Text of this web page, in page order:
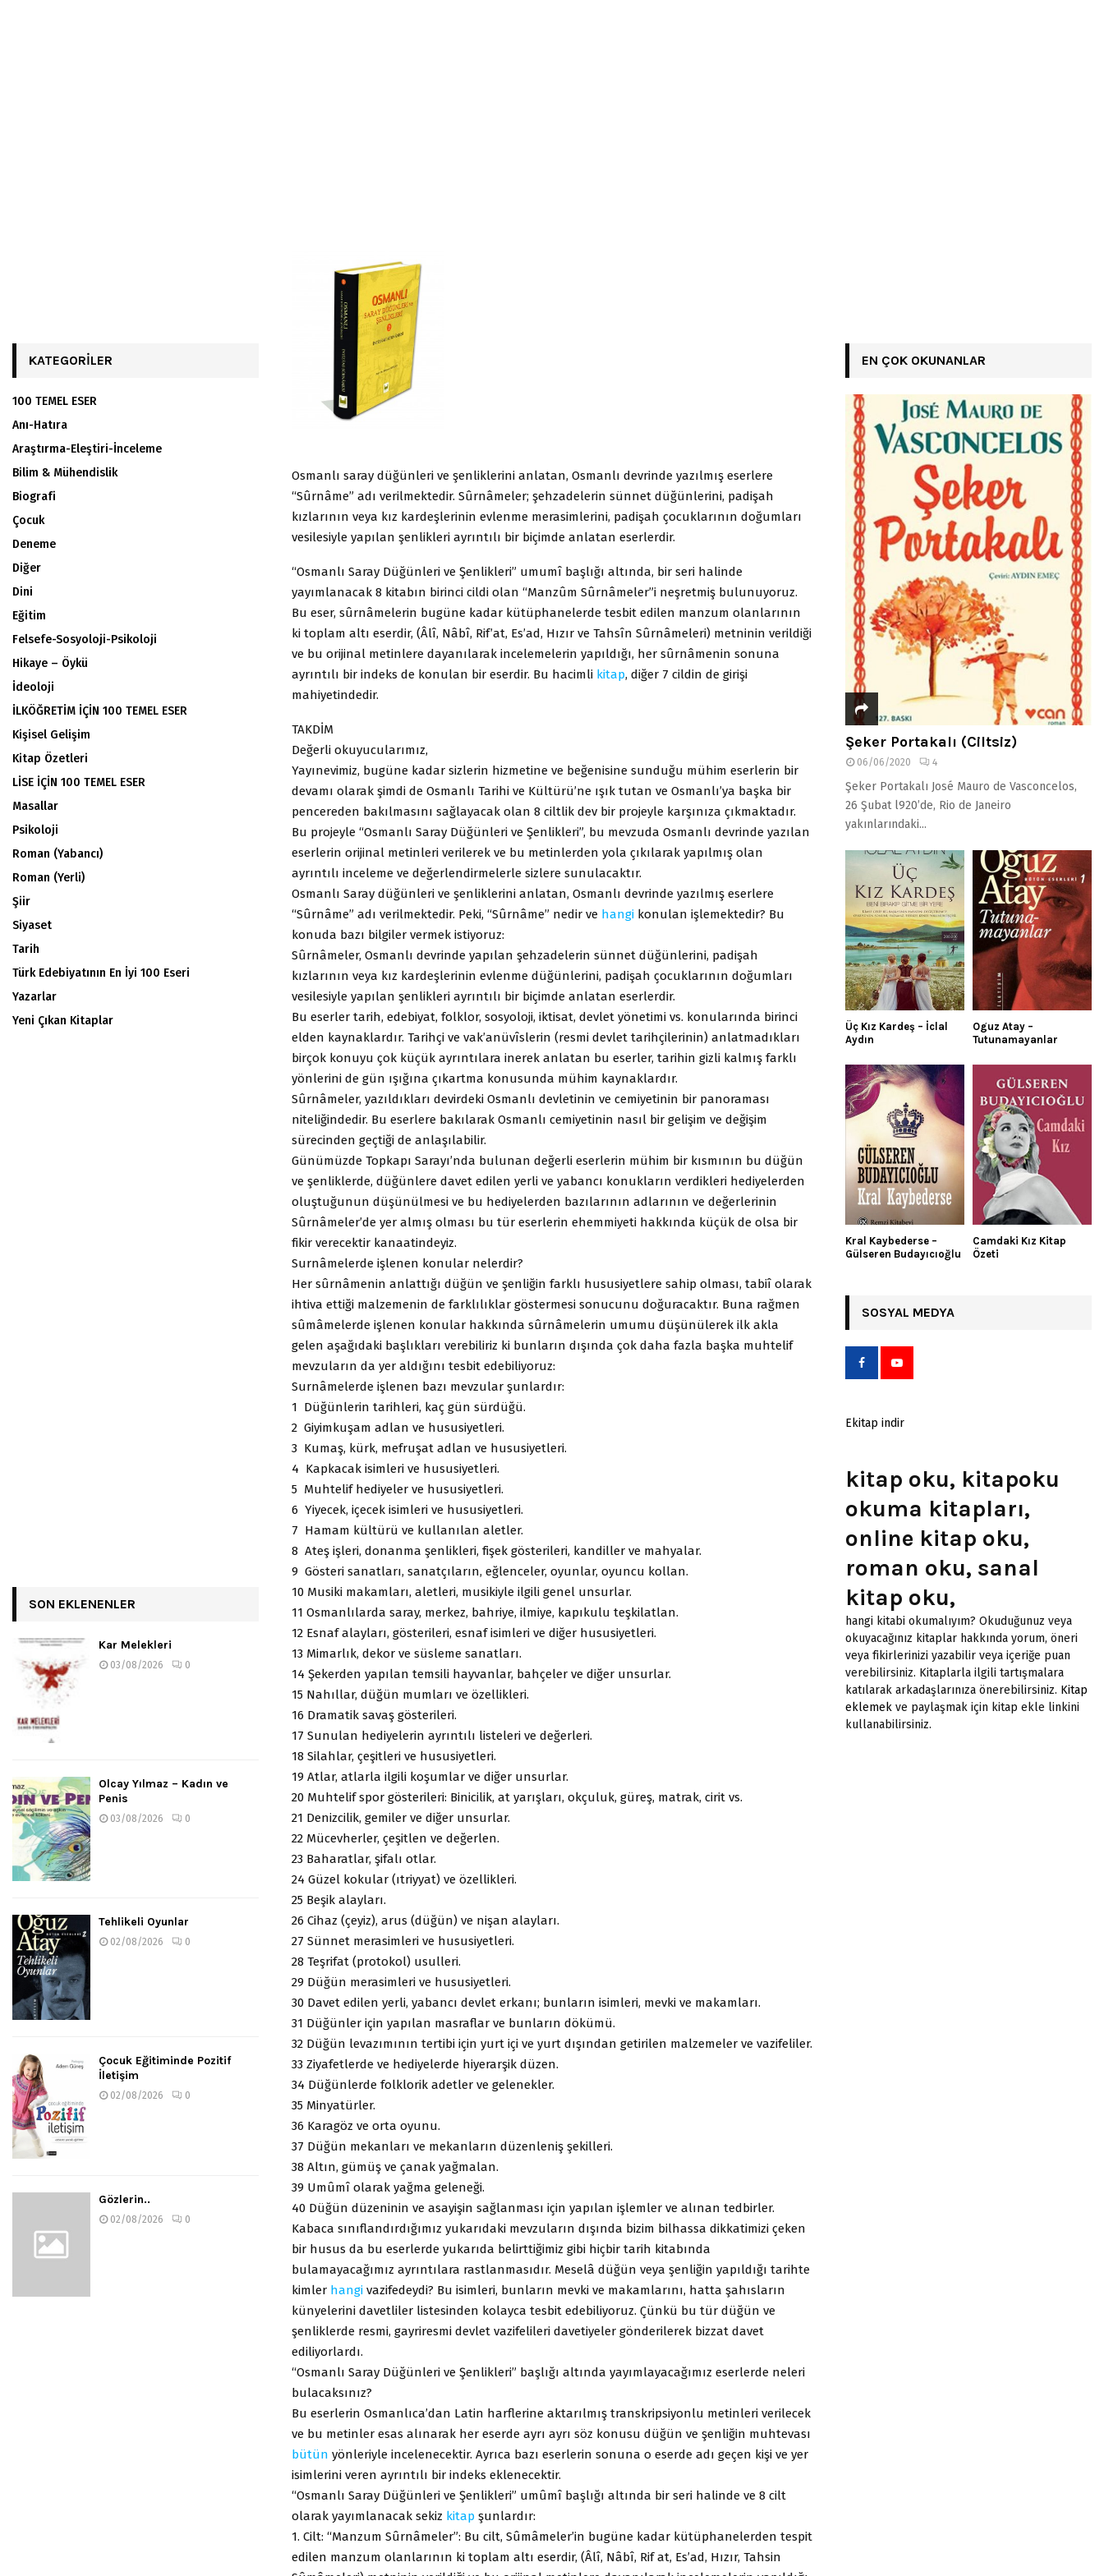
Osmanlı saray düğünleri ve şenliklerini anlatan, Osmanlı devrinde yazılmış eserlere
“Sûrnâme” adı verilmektedir. Sûrnâmeler; şehzadelerin sünnet düğünlerini, padişah
kızlarının veya kız kardeşlerinin evlenme merasimlerini, padişah çocuklarının doğumları
vesilesiyle yapılan şenlikleri ayrıntılı bir biçimde anlatan eserlerdir.
“Osmanlı Saray Düğünleri ve Şenlikleri” umumî başlığı altında, bir seri halinde
yayımlanacak 8 kitabın birinci cildi olan “Manzûm Sûrnâmeler”i neşretmiş bulunuyoruz.
Bu eser, sûrnâmelerin bugüne kadar kütüphanelerde tesbit edilen manzum olanlarının
ki toplam altı eserdir, (Âlî, Nâbî, Rif’at, Es’ad, Hızır ve Tahsîn Sûrnâmeleri) metninin verildiği
ve bu orijinal metinlere dayanılarak incelemelerin yapıldığı, her sûrnâmenin sonuna
ayrıntılı bir indeks de konulan bir eserdir. Bu hacimli kitap, diğer 7 cildin de girişi
mahiyetindedir.
TAKDİM
Değerli okuyucularımız,
Yayınevimiz, bugüne kadar sizlerin hizmetine ve beğenisine sunduğu mühim eserlerin bir
devamı olarak şimdi de Osmanlı Tarihi ve Kültürü’ne ışık tutan ve Osmanlı’ya başka bir
pencereden bakılmasını sağlayacak olan 8 ciltlik dev bir projeyle karşınıza çıkmaktadır.
Bu projeyle “Osmanlı Saray Düğünleri ve Şenlikleri”, bu mevzuda Osmanlı devrinde yazılan
eserlerin orijinal metinleri verilerek ve bu metinlerden yola çıkılarak yapılmış olan
ayrıntılı inceleme ve değerlendirmelerle sizlere sunulacaktır.
Osmanlı Saray düğünleri ve şenliklerini anlatan, Osmanlı devrinde yazılmış eserlere
“Sûrnâme” adı verilmektedir. Peki, “Sûrnâme” nedir ve hangi konulan işlemektedir? Bu
konuda bazı bilgiler vermek istiyoruz:
Sûrnâmeler, Osmanlı devrinde yapılan şehzadelerin sünnet düğünlerini, padişah
kızlarının veya kız kardeşlerinin evlenme düğünlerini, padişah çocuklarının doğumları
vesilesiyle yapılan şenlikleri ayrıntılı bir biçimde anlatan eserlerdir.
Bu eserler tarih, edebiyat, folklor, sosyoloji, iktisat, devlet yönetimi vs. konularında birinci
elden kaynaklardır. Tarihçi ve vak’anüvîslerin (resmi devlet tarihçilerinin) anlatmadıkları
birçok konuyu çok küçük ayrıntılara inerek anlatan bu eserler, tarihin gizli kalmış farklı
yönlerini de gün ışığına çıkartma konusunda mühim kaynaklardır.
Sûrnâmeler, yazıldıkları devirdeki Osmanlı devletinin ve cemiyetinin bir panoraması
niteliğindedir. Bu eserlere bakılarak Osmanlı cemiyetinin nasıl bir gelişim ve değişim
sürecinden geçtiği de anlaşılabilir.
Günümüzde Topkapı Sarayı’nda bulunan değerli eserlerin mühim bir kısmının bu düğün
ve şenliklerde, düğünlere davet edilen yerli ve yabancı konukların verdikleri hediyelerden
oluştuğunun düşünülmesi ve bu hediyelerden bazılarının adlarının ve değerlerinin
Sûrnâmeler’de yer almış olması bu tür eserlerin ehemmiyeti hakkında küçük de olsa bir
fikir verecektir kanaatindeyiz.
Surnâmelerde işlenen konular nelerdir?
Her sûrnâmenin anlattığı düğün ve şenliğin farklı hususiyetlere sahip olması, tabiî olarak
ihtiva ettiği malzemenin de farklılıklar göstermesi sonucunu doğuracaktır. Buna rağmen
sûmâmelerde işlenen konular hakkında sûrnâmelerin umumu düşünülerek ilk akla
gelen aşağıdaki başlıkları verebiliriz ki bunların dışında çok daha fazla başka muhtelif
mevzuların da yer aldığını tesbit edebiliyoruz:
Surnâmelerde işlenen bazı mevzular şunlardır:
1 Düğünlerin tarihleri, kaç gün sürdüğü.
2 Giyimkuşam adlan ve hususiyetleri.
3 Kumaş, kürk, mefruşat adlan ve hususiyetleri.
4 Kapkacak isimleri ve hususiyetleri.
5 Muhtelif hediyeler ve hususiyetleri.
6 Yiyecek, içecek isimleri ve hususiyetleri.
7 Hamam kültürü ve kullanılan aletler.
8 Ateş işleri, donanma şenlikleri, fişek gösterileri, kandiller ve mahyalar.
9 Gösteri sanatları, sanatçıların, eğlenceler, oyunlar, oyuncu kollan.
10 Musiki makamları, aletleri, musikiyle ilgili genel unsurlar.
11 Osmanlılarda saray, merkez, bahriye, ilmiye, kapıkulu teşkilatlan.
12 Esnaf alayları, gösterileri, esnaf isimleri ve diğer hususiyetleri.
13 Mimarlık, dekor ve süsleme sanatları.
14 Şekerden yapılan temsili hayvanlar, bahçeler ve diğer unsurlar.
15 Nahıllar, düğün mumları ve özellikleri.
16 Dramatik savaş gösterileri.
17 Sunulan hediyelerin ayrıntılı listeleri ve değerleri.
18 Silahlar, çeşitleri ve hususiyetleri.
19 Atlar, atlarla ilgili koşumlar ve diğer unsurlar.
20 Muhtelif spor gösterileri: Binicilik, at yarışları, okçuluk, güreş, matrak, cirit vs.
21 Denizcilik, gemiler ve diğer unsurlar.
22 Mücevherler, çeşitlen ve değerlen.
23 Baharatlar, şifalı otlar.
24 Güzel kokular (ıtriyyat) ve özellikleri.
25 Beşik alayları.
26 Cihaz (çeyiz), arus (düğün) ve nişan alayları.
27 Sünnet merasimleri ve hususiyetleri.
28 Teşrifat (protokol) usulleri.
29 Düğün merasimleri ve hususiyetleri.
30 Davet edilen yerli, yabancı devlet erkanı; bunların isimleri, mevki ve makamları.
31 Düğünler için yapılan masraflar ve bunların dökümü.
32 Düğün levazımının tertibi için yurt içi ve yurt dışından getirilen malzemeler ve vazifeliler.
33 Ziyafetlerde ve hediyelerde hiyerarşik düzen.
34 Düğünlerde folklorik adetler ve gelenekler.
35 Minyatürler.
36 Karagöz ve orta oyunu.
37 Düğün mekanları ve mekanların düzenleniş şekilleri.
38 Altın, gümüş ve çanak yağmalan.
39 Umûmî olarak yağma geleneği.
40 Düğün düzeninin ve asayişin sağlanması için yapılan işlemler ve alınan tedbirler.
Kabaca sınıflandırdığımız yukarıdaki mevzuların dışında bizim bilhassa dikkatimizi çeken
bir husus da bu eserlerde yukarıda belirttiğimiz gibi hiçbir tarih kitabında
bulamayacağımız ayrıntılara rastlanmasıdır. Meselâ düğün veya şenliğin yapıldığı tarihte
kimler hangi vazifedeydi? Bu isimleri, bunların mevki ve makamlarını, hatta şahısların
künyelerini davetliler listesinden kolayca tesbit edebiliyoruz. Çünkü bu tür düğün ve
şenliklerde resmi, gayriresmi devlet vazifelileri davetiyeler gönderilerek bizzat davet
ediliyorlardı.
“Osmanlı Saray Düğünleri ve Şenlikleri” başlığı altında yayımlayacağımız eserlerde neleri
bulacaksınız?
Bu eserlerin Osmanlıca’dan Latin harflerine aktarılmış transkripsiyonlu metinleri verilecek
ve bu metinler esas alınarak her eserde ayrı ayrı söz konusu düğün ve şenliğin muhtevası
bütün yönleriyle incelenecektir. Ayrıca bazı eserlerin sonuna o eserde adı geçen kişi ve yer
isimlerini veren ayrıntılı bir indeks eklenecektir.
“Osmanlı Saray Düğünleri ve Şenlikleri” umûmî başlığı altında bir seri halinde ve 8 cilt
olarak yayımlanacak sekiz kitap şunlardır:
1. Cilt: “Manzum Sûrnâmeler”: Bu cilt, Sûmâmeler’in bugüne kadar kütüphanelerden tespit
edilen manzum olanlarının ki toplam altı eserdir, (Âlî, Nâbî, Rif at, Es’ad, Hızır, Tahsin
KATEGORILER
100 TEMEL ESER
Anı-Hatıra
Araştırma-Eleştiri-İnceleme
Bilim & Mühendislik
Biografi
Çocuk
Deneme
Diğer
Dini
Eğitim
Felsefe-Sosyoloji-Psikoloji
Hikaye – Öykü
İdeoloji
İLKÖĞRETİM İÇİN 100 TEMEL ESER
Kişisel Gelişim
Kitap Özetleri
LİSE İÇİN 100 TEMEL ESER
Masallar
Psikoloji
Roman (Yabancı)
Roman (Yerli)
Şiir
Siyaset
Tarih
Türk Edebiyatının En İyi 100 Eseri
Yazarlar
Yeni Çıkan Kitaplar
SON EKLENENLER
Kar Melekleri
03/08/2026 0
Olcay Yılmaz – Kadın ve
Penis
03/08/2026 0
Tehlikeli Oyunlar
02/08/2026 0
Çocuk Eğitiminde Pozitif
İletişim
02/08/2026 0
Gözlerin..
02/08/2026 0
EN ÇOK OKUNANLAR
Şeker Portakalı (Ciltsiz)
06/06/2020 4
Şeker Portakalı José Mauro de Vasconcelos,
26 Şubat l920’de, Rio de Janeiro
yakınlarındaki...
Üç Kız Kardeş – İclal
Aydın
Oguz Atay –
Tutunamayanlar
Kral Kaybederse –
Gülseren Budayıcıoğlu
Camdaki Kız Kitap
Özeti
SOSYAL MEDYA
Ekitap indir
kitap oku, kitapoku
okuma kitapları,
online kitap oku,
roman oku, sanal
kitap oku,
hangi kitabi okumalıyım? Okuduğunuz veya
okuyacağınız kitaplar hakkında yorum, öneri
veya fikirlerinizi yazabilir veya içeriğe puan
verebilirsiniz. Kitaplarla ilgili tartışmalara
katılarak arkadaşlarınıza önerebilirsiniz. Kitap
eklemek ve paylaşmak için kitap ekle linkini
kullanabilirsiniz.